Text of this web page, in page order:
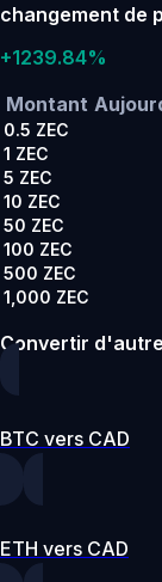
changement de
+1239.84%
Montant
0.5 ZEC
1 ZEC
5 ZEC
10 ZEC
50 ZEC
100 ZEC
500 ZEC
1,000 ZEC
Convertir
BTC vers CAD
ETH vers CAD